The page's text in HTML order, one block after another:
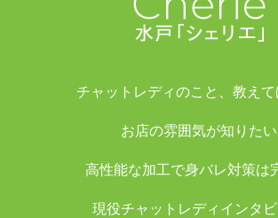
チャットレディのこと、教えて
お店の雰囲気が知りたい
高性能な加工で身バレ対策は
現役チャットレディインタ